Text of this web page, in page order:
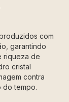
com
garantindo
riqueza de
cristal
contra
do tempo.